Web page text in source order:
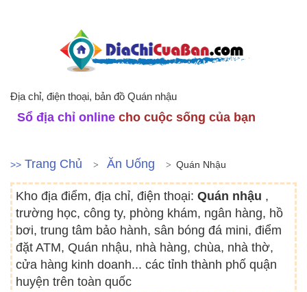
Địa chỉ, điện thoại, bản đồ Quán nhậu
Sổ địa chỉ online cho cuộc sống của bạn
>> Trang Chủ Ăn Uống Quán Nhậu
Kho địa điểm, địa chỉ, điện thoại: Quán nhậu ,
trường học, công ty, phòng khám, ngân hàng, hồ
bơi, trung tâm bảo hành, sân bóng đá mini, điểm
đặt ATM, Quán nhậu, nhà hàng, chùa, nhà thờ,
cửa hàng kinh doanh... các tỉnh thành phố quận
huyện trên toàn quốc